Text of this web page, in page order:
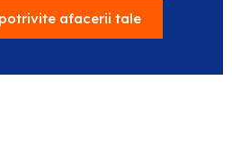
afacerii tale